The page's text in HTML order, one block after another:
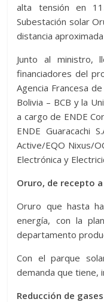
alta tensión en
Subestación solar
distancia
Junto al ministro,
financiadores del
Agencia Francesa
Bolivia – BCB y la
a cargo de ENDE
ENDE Guaracachi
Active/EQO Nixus/
Electrónica y
Oruro, de recepto
Oruro que hasta
energía, con la
departamento
Con el parque
demanda que tiene,
Reducción de